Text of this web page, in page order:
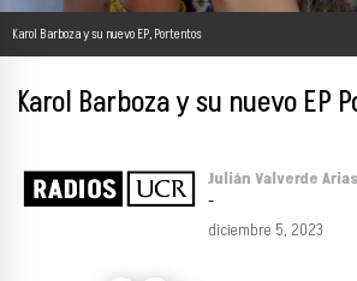
Karol Barboza y su nuevo EP, Portentos
Karol Barboza y su nuevo EP
Julián Valverde Arias
-
diciembre 5, 2023